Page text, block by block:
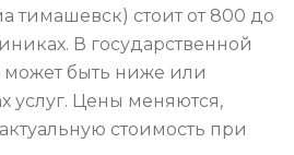
тимашевск) стоит от 800 до
В государственной
быть ниже или
услуг. Цены меняются,
стоимость при